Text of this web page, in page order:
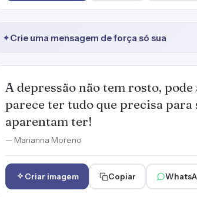
✦Crie uma mensagem de força só sua
A depressão não tem rosto,
parece ter tudo que precisa para
aparentam ter!
— Marianna Moreno
Criar imagem Copiar